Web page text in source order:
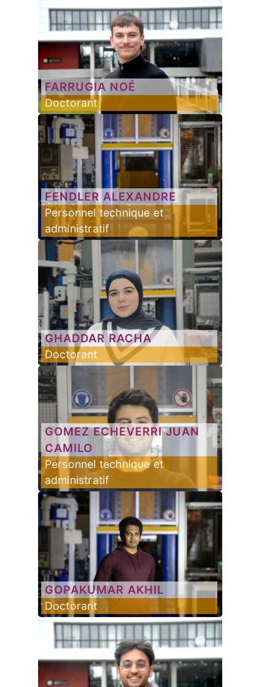
FARRUGIA NOÉ
Doctorant
FENDLER ALEXANDRE
Personnel technique et
administratif
GHADDAR RACHA
Doctorant
GOMEZ ECHEVERRI JUAN
CAMILO
Personnel technique et
administratif
GOPAKUMAR AKHIL
Doctorant